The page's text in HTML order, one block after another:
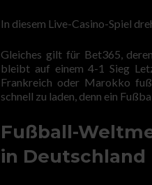
In diesem Live-Casino-Spiel
Gleiches gilt für Bet365,
bleibt auf einem 4-1 Sieg
Frankreich oder Marokko
schnell zu laden, denn ein
Fußball-
in Deutschland